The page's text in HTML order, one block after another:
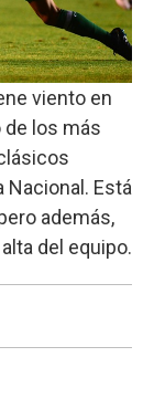
viento en
de los más
Está
además,
del equipo.